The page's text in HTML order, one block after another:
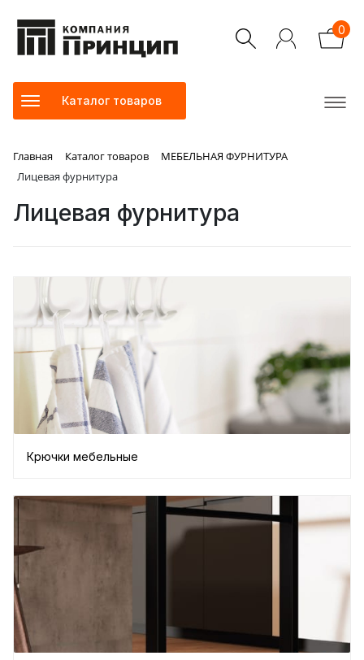
0
Каталог товаров
Главная Каталог товаров
МЕБЕЛЬНАЯ ФУРНИТУРА
Лицевая фурнитура
Лицевая фурнитура
Крючки мебельные